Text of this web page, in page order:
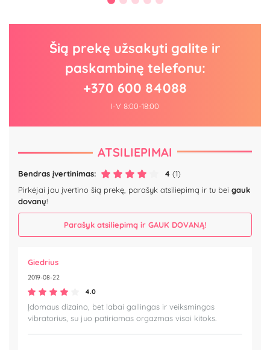
Šią prekę užsakyti galite ir
paskambinę telefonu:
+370 600 84088
I-V 8:00-18:00
ATSILIEPIMAI
Bendras įvertinimas: 4 (1)
Pirkėjai jau įvertino šią prekę, parašyk atsiliepimą ir tu bei gauk
dovanų!
Parašyk atsiliepimą ir GAUK DOVANĄ!
Giedrius
2019-08-22
4.0
Įdomaus dizaino, bet labai gallingas ir veiksmingas
vibratorius, su juo patiriamas orgazmas visai kitoks.